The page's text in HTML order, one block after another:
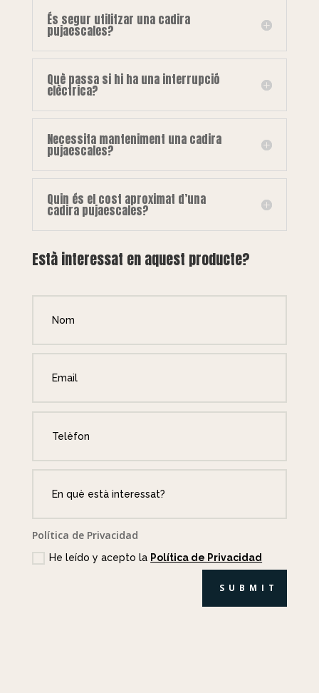
És segur utilitzar una cadira
pujaescales?
Què passa si hi ha una interrupció
elèctrica?
Necessita manteniment una cadira
pujaescales?
Quin és el cost aproximat d’una
cadira pujaescales?
Està interessat en aquest producte?
Política de Privacidad
He leído y acepto la Política de Privacidad
SUBMIT